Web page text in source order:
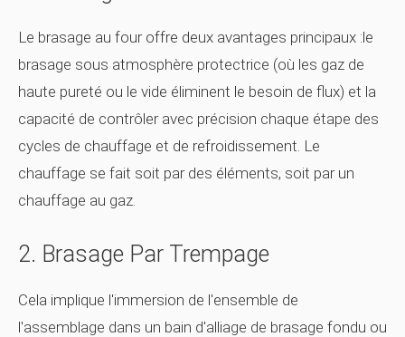
Le brasage au four offre deux avantages principaux :le
brasage sous atmosphère protectrice (où les gaz de
haute pureté ou le vide éliminent le besoin de flux) et la
capacité de contrôler avec précision chaque étape des
cycles de chauffage et de refroidissement. Le
chauffage se fait soit par des éléments, soit par un
chauffage au gaz.
2. Brasage Par Trempage
Cela implique l'immersion de l'ensemble de
l'assemblage dans un bain d'alliage de brasage fondu ou